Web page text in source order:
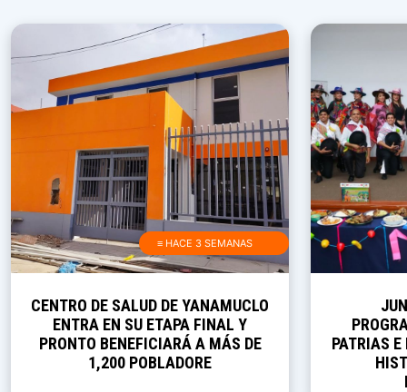
≡ HACE 3 SEMANAS
CENTRO DE SALUD DE YANAMUCLO
ENTRA EN SU ETAPA FINAL Y
PRONTO BENEFICIARÁ A MÁS DE
1,200 POBLADORE
PATRIAS